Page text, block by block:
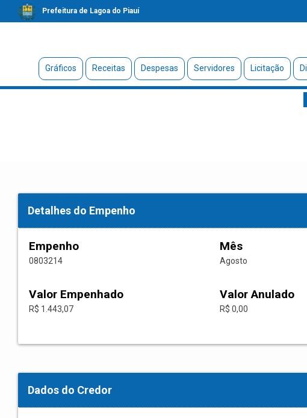
Prefeitura de Lagoa do Piauí
Gráficos Receitas Despesas Servidores Licitação
Detalhes do Empenho
Empenho
0803214
Mês
Agosto
Valor Empenhado
R$ 1.443,07
Valor Anulado
R$ 0,00
Dados do Credor